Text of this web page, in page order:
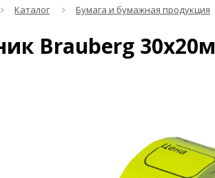
Каталог Бумага и бумажная продукция
Brauberg